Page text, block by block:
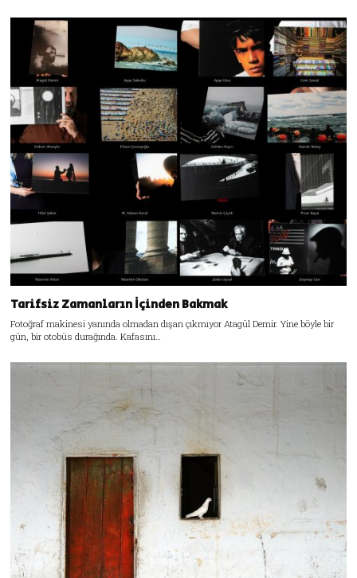
Tarifsiz Zamanların İçinden Bakmak
Fotoğraf makinesi yanında olmadan dışarı çıkmıyor Atagül Demir. Yine böyle bir
gün, bir otobüs durağında. Kafasını…